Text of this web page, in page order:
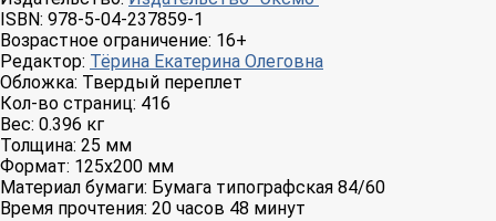
ISBN: 978-5-04-237859-1
Возрастное ограничение: 16+
Редактор: Тёрина Екатерина Олеговна
Обложка: Твердый переплет
Кол-во страниц: 416
Вес: 0.396 кг
Толщина: 25 мм
Формат: 125x200 мм
Материал бумаги: Бумага типографская 84/60
Время прочтения: 20 часов 48 минут